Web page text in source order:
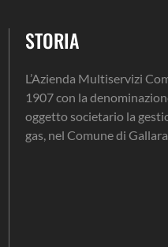
STORIA
L’Azienda Multiservizi
1907 con la
oggetto societario la
gas, nel Comune di